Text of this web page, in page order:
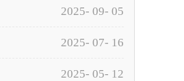
2025- 09- 05
2025- 07- 16
2025- 05- 12